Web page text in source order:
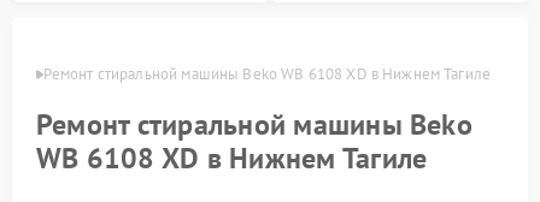
Ремонт стиральной машины Beko WB 6108 XD в Нижнем Тагиле
Ремонт стиральной машины Beko
WB 6108 XD в Нижнем Тагиле